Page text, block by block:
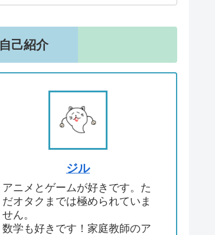
自己紹介
ジル
アニメとゲームが好きです。た
だオタクまでは極められていま
せん。
数学も好きです！家庭教師のア